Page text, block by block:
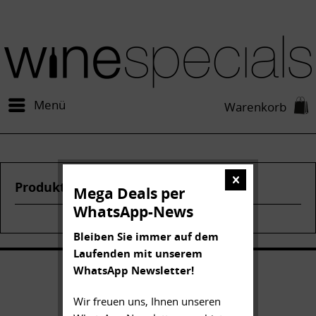
Menü Warenkorb
Produkte von Avior
Mega Deals per
WhatsApp-News
Bleiben Sie immer auf dem
Laufenden mit unserem
WhatsApp Newsletter!
Wir freuen uns, Ihnen unseren